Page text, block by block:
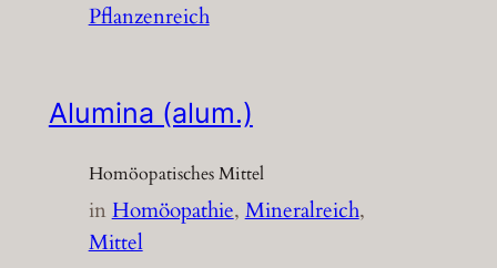
Pflanzenreich
Alumina (alum.)
Homöopatisches Mittel
inHomöopathie, Mineralreich
Mittel